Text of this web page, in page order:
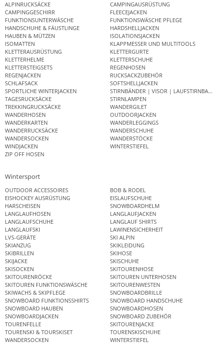
ALPINRUCKSÄCKE
CAMPINGAUSRÜSTUNG
CAMPINGGESCHIRR
FLEECEJACKEN
FUNKTIONSUNTERWÄSCHE
FUNKTIONSWÄSCHE PFLEGE
HANDSCHUHE & FÄUSTLINGE
HARDSHELLJACKEN
HAUBEN & MÜTZEN
ISOLATIONSJACKEN
ISOMATTEN
KLAPPMESSER UND MULTITOOLS
KLETTERAUSRÜSTUNG
KLETTERGURTE
KLETTERHELME
KLETTERSCHUHE
KLETTERSTEIGSETS
REGENHOSEN
REGENJACKEN
RUCKSACKZUBEHÖR
SCHLAFSACK
SOFTSHELLJACKEN
SPORTLICHE WINTERJACKEN
STIRNBÄNDER | VISOR | LAUFSTIRNBAND
TAGESRUCKSÄCKE
STIRNLAMPEN
TREKKINGRUCKSÄCKE
WANDERGILET
WANDERHOSEN
OUTDOORJACKEN
WANDERKARTEN
WANDERLEGGINGS
WANDERRUCKSÄCKE
WANDERSCHUHE
WANDERSOCKEN
WANDERSTÖCKE
WINDJACKEN
WINTERSTIEFEL
ZIP OFF HOSEN
Wintersport
OUTDOOR ACCESSOIRES
BOB & RODEL
EISHOCKEY AUSRÜSTUNG
EISLAUFSCHUHE
HARSCHEISEN
SNOWBOARDHELM
LANGLAUFHOSEN
LANGLAUFJACKEN
LANGLAUFSCHUHE
LANGLAUF SHIRTS
LANGLAUFSKI
LAWINENSICHERHEIT
LVS-GERÄTE
SKI ALPIN
SKIANZUG
SKIKLEIDUNG
SKIBRILLEN
SKIHOSE
SKIJACKE
SKISCHUHE
SKISOCKEN
SKITOURENHOSE
SKITOURENRÖCKE
SKITOUREN UNTERHOSEN
SKITOUREN FUNKTIONSWÄSCHE
SKITOURENWESTEN
SKIWACHS & SKIPFLEGE
SNOWBOARDBRILLE
SNOWBOARD FUNKTIONSSHIRTS
SNOWBOARD HANDSCHUHE
SNOWBOARD HAUBEN
SNOWBOARDHOSEN
SNOWBOARDJACKEN
SNOWBOARD ZUBEHÖR
TOURENFELLE
SKITOURENJACKE
TOURENSKI & TOURSKISET
TOURENSKISCHUHE
WANDERSOCKEN
WINTERSTIEFEL